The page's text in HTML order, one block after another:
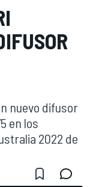
nuevo difusor
en los
2022 de